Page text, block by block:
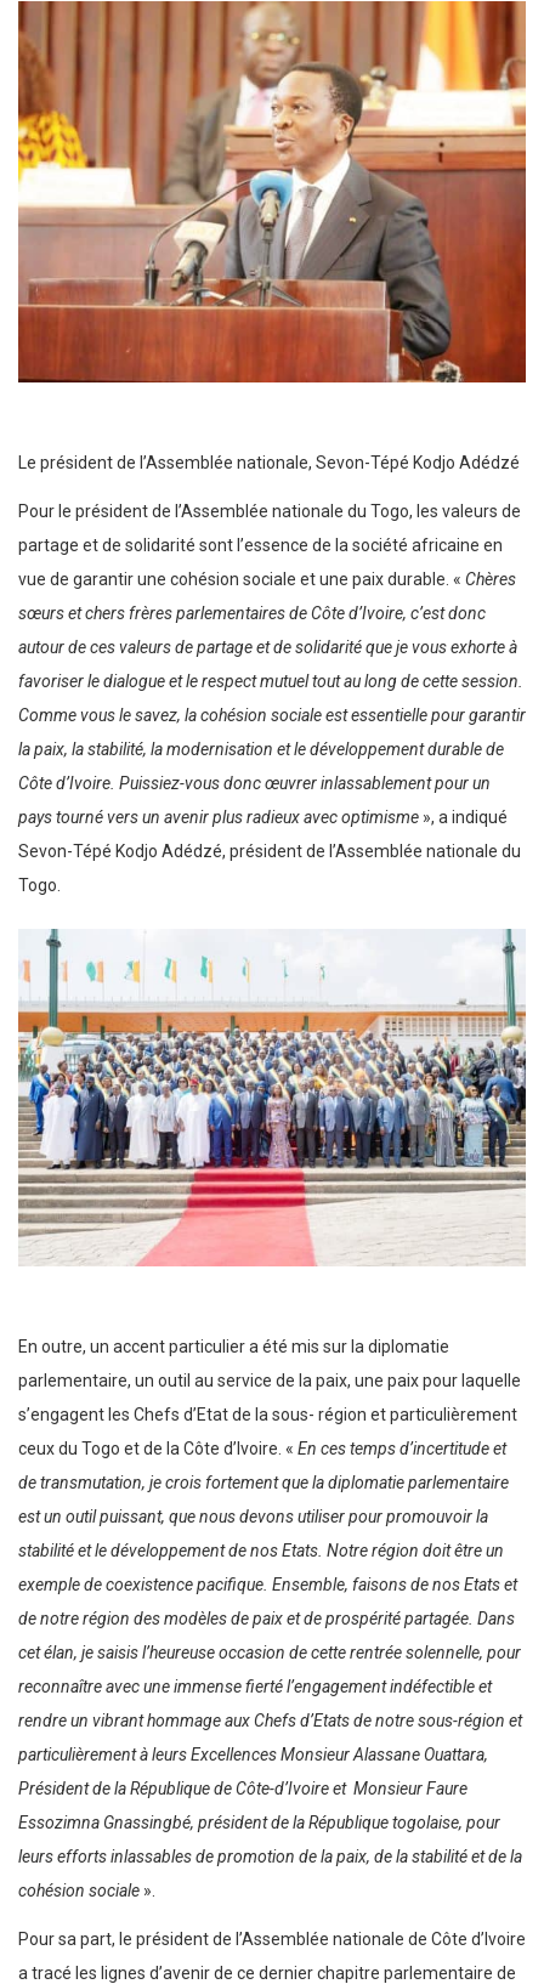
Le président de l’Assemblée nationale, Sevon-Tépé Kodjo Adédzé
Pour le président de l’Assemblée nationale du Togo, les valeurs de
partage et de solidarité sont l’essence de la société africaine en
vue de garantir une cohésion sociale et une paix durable. « Chères
sœurs et chers frères parlementaires de Côte d’Ivoire, c’est donc
autour de ces valeurs de partage et de solidarité que je vous exhorte à
favoriser le dialogue et le respect mutuel tout au long de cette session.
Comme vous le savez, la cohésion sociale est essentielle pour garantir
la paix, la stabilité, la modernisation et le développement durable de
Côte d’Ivoire. Puissiez-vous donc œuvrer inlassablement pour un
pays tourné vers un avenir plus radieux avec optimisme », a indiqué
Sevon-Tépé Kodjo Adédzé, président de l’Assemblée nationale du
Togo.
En outre, un accent particulier a été mis sur la diplomatie
parlementaire, un outil au service de la paix, une paix pour laquelle
s’engagent les Chefs d’Etat de la sous- région et particulièrement
ceux du Togo et de la Côte d’Ivoire. « En ces temps d’incertitude et
de transmutation, je crois fortement que la diplomatie parlementaire
est un outil puissant, que nous devons utiliser pour promouvoir la
stabilité et le développement de nos Etats. Notre région doit être un
exemple de coexistence pacifique. Ensemble, faisons de nos Etats et
de notre région des modèles de paix et de prospérité partagée. Dans
cet élan, je saisis l’heureuse occasion de cette rentrée solennelle, pour
reconnaître avec une immense fierté l’engagement indéfectible et
rendre un vibrant hommage aux Chefs d’Etats de notre sous-région et
particulièrement à leurs Excellences Monsieur Alassane Ouattara,
Président de la République de Côte-d’Ivoire et Monsieur Faure
Essozimna Gnassingbé, président de la République togolaise, pour
leurs efforts inlassables de promotion de la paix, de la stabilité et de la
cohésion sociale ».
Pour sa part, le président de l’Assemblée nationale de Côte d’Ivoire
a tracé les lignes d’avenir de ce dernier chapitre parlementaire de